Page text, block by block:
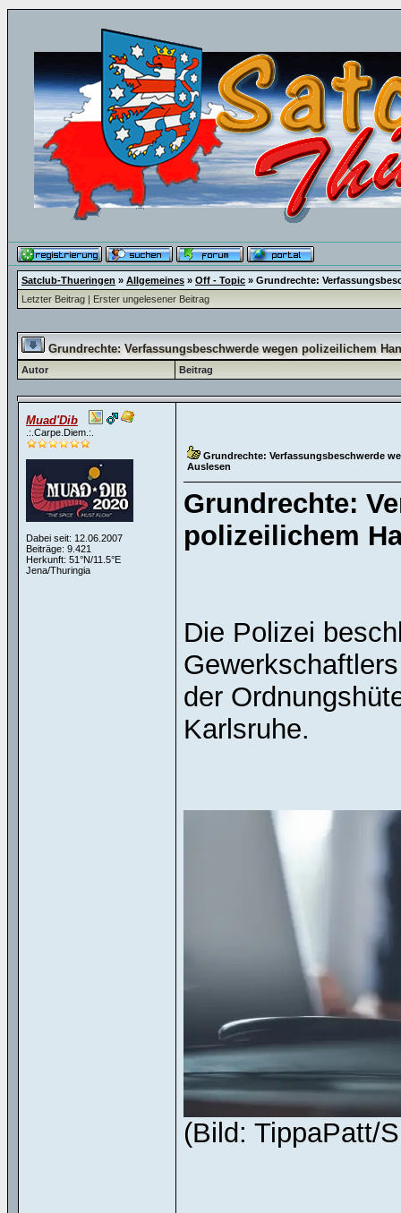
Satclub-Thueringen » Allgemeines » Off - Topic » Grundrechte:
Letzter Beitrag | Erster ungelesener Beitrag
Grundrechte: Verfassungsbeschwerde wegen polizeilichem
Autor Beitrag
Muad'Dib
.:.Carpe.Diem.:.
Dabei seit: 12.06.2007
Beiträge: 9.421
Herkunft: 51°N/11.5°E
Jena/Thuringia
Grundrechte: Verfassungsbeschwerde
Auslesen
Grundrechte:
polizeilichem
Die Polizei
der
Karlsruhe.
(Bild: TippaPatt/